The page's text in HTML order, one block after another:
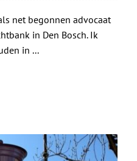
net begonnen advocaat
in Den Bosch. Ik
in ...